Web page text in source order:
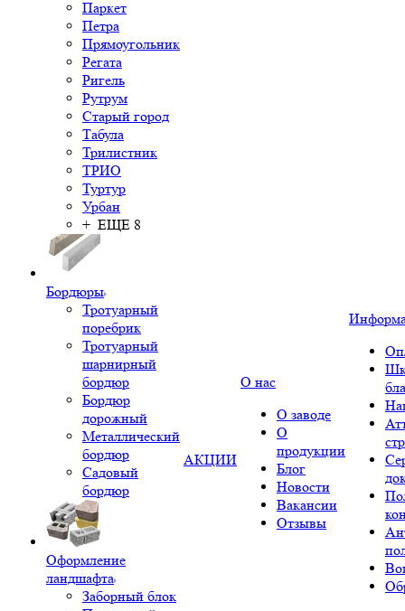
Паркет
Петра
Прямоугольник
Регата
Ригель
Рутрум
Старый город
Табула
Трилистник
ТРИО
Туртур
Урбан
+ ЕЩЕ 8
Бордюры
Тротуарный
поребрик
Тротуарный
шарнирный
бордюр
Бордюр
дорожный
Металлический
бордюр
Садовый
бордюр
Оформление
ландшафта
Заборный блок
АКЦИИ
О нас
О заводе
О
продукции
Блог
Новости
Вакансии
Отзывы